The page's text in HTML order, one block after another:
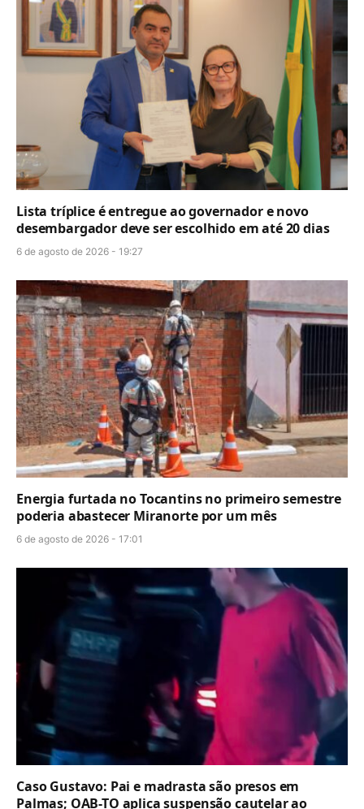
Lista tríplice é entregue ao governador e novo
desembargador deve ser escolhido em até 20 dias
6 de agosto de 2026 - 19:27
Energia furtada no Tocantins no primeiro semestre
poderia abastecer Miranorte por um mês
6 de agosto de 2026 - 17:01
Caso Gustavo: Pai e madrasta são presos em
Palmas; OAB-TO aplica suspensão cautelar ao